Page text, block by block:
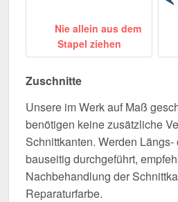
Nie allein aus dem
Stapel ziehen
Zuschnitte
Unsere im Werk auf Maß
benötigen keine zusätzliche
Schnittkanten. Werden
bauseitig durchgeführt,
Nachbehandlung der
Reparaturfarbe.